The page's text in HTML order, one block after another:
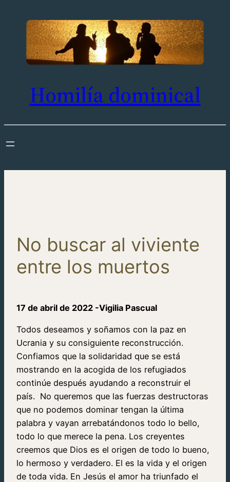
contenido
Homilía dominical
No buscar al viviente
entre los muertos
17 de abril de 2022 -Vigilia Pascual
Todos deseamos y soñamos con la paz en
Ucrania y su consiguiente reconstrucción.
Confiamos que la solidaridad que se está
mostrando en la acogida de los refugiados
continúe después ayudando a reconstruir el
país. No queremos que las fuerzas destructoras
que no podemos dominar tengan la última
palabra y vayan arrebatándonos todo lo bello,
todo lo que merece la pena. Los creyentes
creemos que Dios es el origen de todo lo bueno,
lo hermoso y verdadero. El es la vida y el origen
de toda vida. En Jesús el amor ha triunfado el